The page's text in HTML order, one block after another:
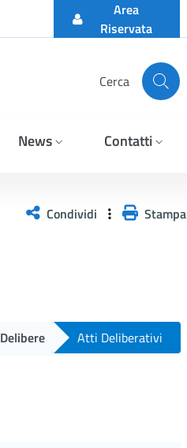
Area
Riservata
Cerca
News Contatti
Condividi Stampa
Delibere Atti Deliberativi